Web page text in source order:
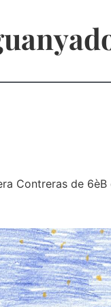
Contreras de 6èB